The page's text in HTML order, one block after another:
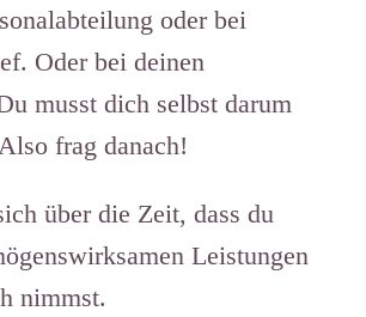
oder bei
Oder bei deinen
musst dich selbst darum
frag danach!
über die Zeit, dass du
Leistungen
nimmst.